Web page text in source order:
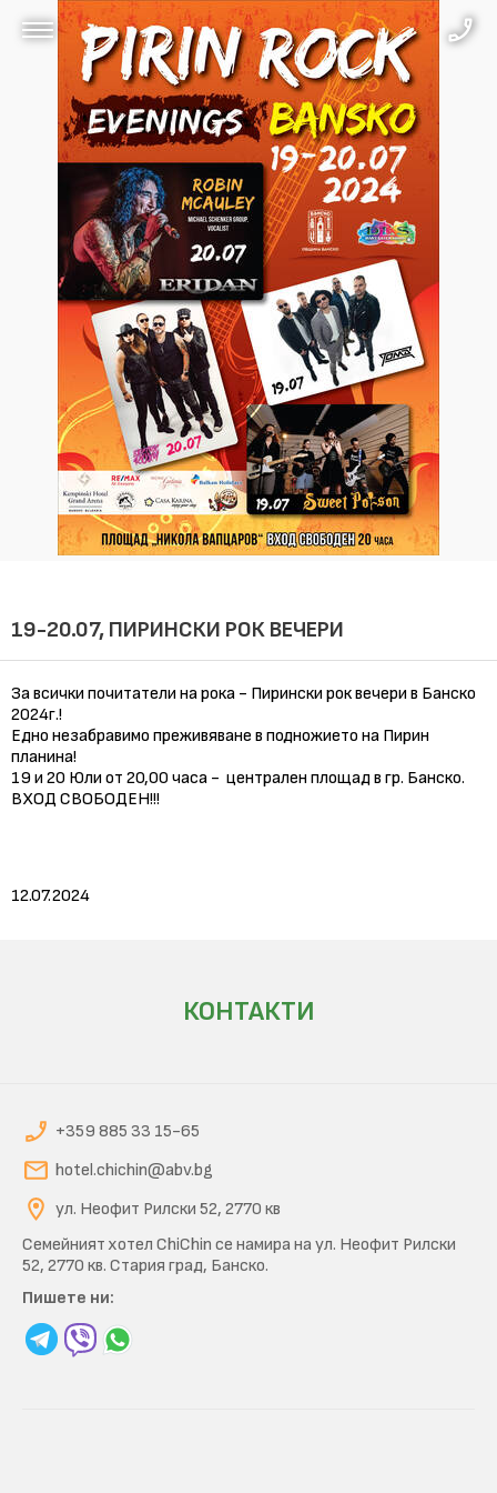
19-20.07, ПИРИНСКИ РОК ВЕЧЕРИ
За всички почитатели на рока - Пирински рок вечери в Банско
2024г.!
Едно незабравимо преживяване в подножието на Пирин
планина!
19 и 20 Юли от 20,00 часа - централен площад в гр. Банско.
ВХОД СВОБОДЕН!!!
12.07.2024
КОНТАКТИ
+359 885 33 15-65
hotel.chichin@abv.bg
ул. Неофит Рилски 52, 2770 кв
Семейният хотел ChiChin се намира на ул. Неофит Рилски
52, 2770 кв. Стария град, Банско.
Пишете ни: